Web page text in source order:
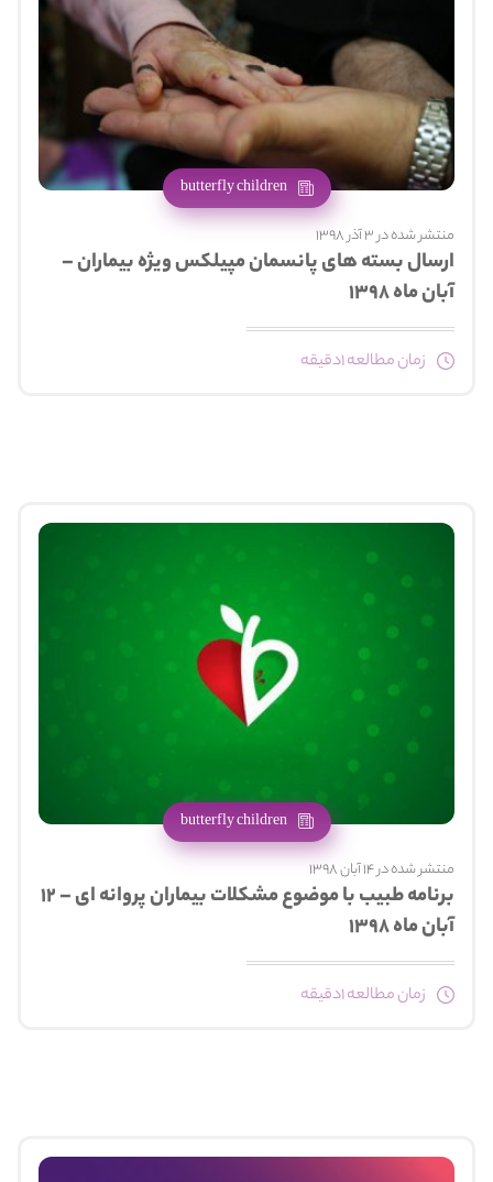
butterfly children
منتشر شده در 3 آذر 1398
ارسال بسته های پانسمان مپیلکس ویژه بیماران –
آبان ماه ۱۳۹۸
زمان مطالعه 1دقیقه
butterfly children
منتشر شده در 14 آبان 1398
برنامه طبیب با موضوع مشکلات بیماران پروانه ای – ۱۲
آبان ماه ۱۳۹۸
زمان مطالعه 1دقیقه